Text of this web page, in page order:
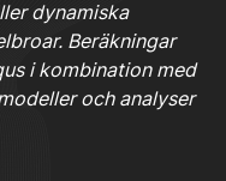
dynamiska
Beräkningar
i kombination med
och analyser